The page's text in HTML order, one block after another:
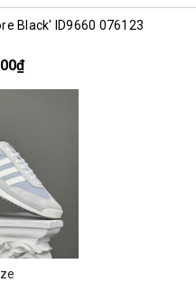
Black' ID9660 076123